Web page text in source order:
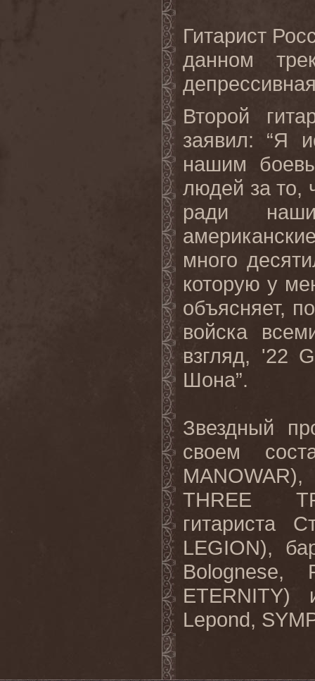
Гитарист
данном
Второй
заявил: “Я
нашим
людей за то,
ради
много
которую у
объясняет,
войска
взгляд, '22
Шона”.
Звездный
своем
MANOWAR),
THREE
гитариста
LEGION),
Bolognese,
ETERNITY)
Lepond,